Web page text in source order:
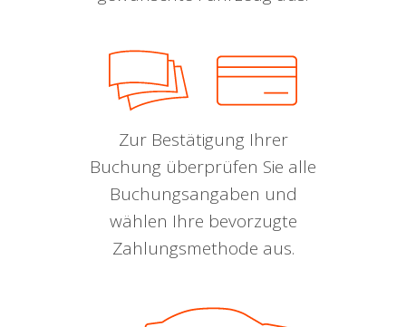
Zur Bestätigung Ihrer
Buchung überprüfen Sie alle
Buchungsangaben und
wählen Ihre bevorzugte
Zahlungsmethode aus.